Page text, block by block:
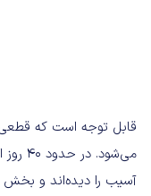
آسیب را دیده‌اند و بخش